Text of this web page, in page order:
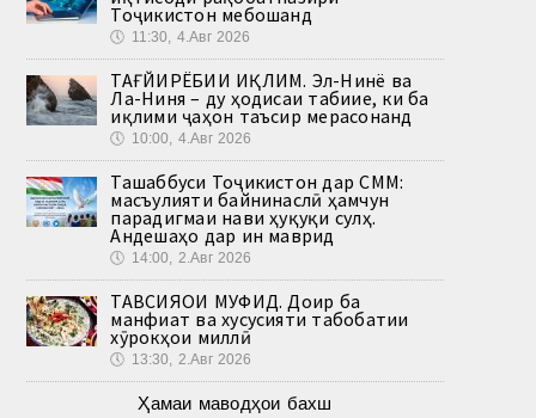
Тоҷикистон мебошанд
🕔 11:30, 4.Авг 2026
ТАҒЙИРЁБИИ ИҚЛИМ. Эл-Нинё ва
Ла-Ниня – ду ҳодисаи табиие, ки ба
иқлими ҷаҳон таъсир мерасонанд
🕔 10:00, 4.Авг 2026
Ташаббуси Тоҷикистон дар СММ:
масъулияти байнинаслӣ ҳамчун
парадигмаи нави ҳуқуқи сулҳ.
Андешаҳо дар ин маврид
🕔 14:00, 2.Авг 2026
ТАВСИЯҲОИ МУФИД. Доир ба
манфиат ва хусусияти табобатии
хӯрокҳои миллӣ
🕔 13:30, 2.Авг 2026
Ҳамаи маводҳои бахш